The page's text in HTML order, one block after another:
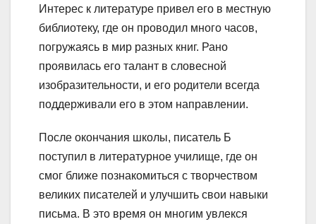
Интерес к литературе привел его в местную
библиотеку, где он проводил много часов,
погружаясь в мир разных книг. Рано
проявилась его талант в словесной
изобразительности, и его родители всегда
поддерживали его в этом направлении.
После окончания школы, писатель Б
поступил в литературное училище, где он
смог ближе познакомиться с творчеством
великих писателей и улучшить свои навыки
письма. В это время он многим увлекся